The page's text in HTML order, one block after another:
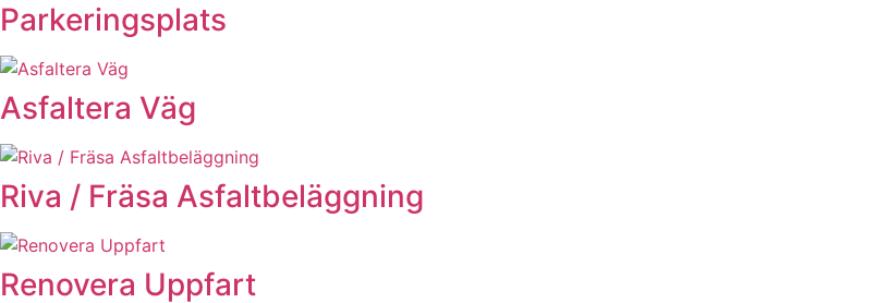
Parkeringsplats
Asfaltera Väg
Riva / Fräsa Asfaltbeläggning
Renovera Uppfart